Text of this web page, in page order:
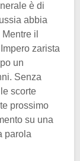
è di
abbia
il
zarista
un
Senza
scorte
prossimo
su una
parola